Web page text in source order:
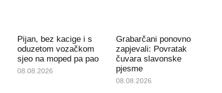
Pijan, bez kacige i s
oduzetom vozačkom
sjeo na moped pa pao
08.08.2026
Grabarčani ponovno
zapjevali: Povratak
čuvara slavonske
pjesme
08.08.2026